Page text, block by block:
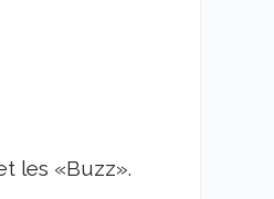
les «Buzz».